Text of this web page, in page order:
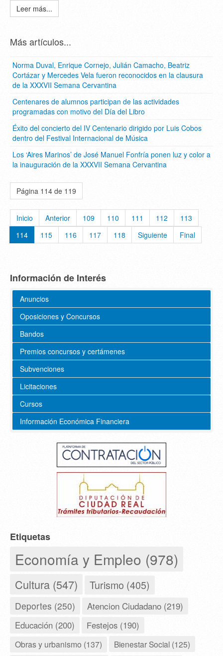
Leer más...
Más artículos...
Norma Duval, Enrique Cornejo, Julián Camacho, Beatriz
Cortázar y Mercedes Vela fueron reconocidos en la clausura
de la XXXVII Semana Cervantina
Centenares de alumnos participan de las actividades
programadas con motivo del Día del Libro
Éxito del concierto del IV Centenario dirigido por Luis Cobos
dentro del Festival Internacional de Música
Los ‘Aires Marinos’ de José Manuel Fonfría ponen luz y color a
la inauguración de la XXXVII Semana Cervantina
Página 114 de 119
Inicio Anterior 109 110 111 112
113
114
115 116 117 118 Siguiente Final
Información de Interés
Anuncios
Oposiciones y Concursos
Bandos
Premios concursos y certámenes
Subvenciones
Licitaciones
Cursos
Información Económica Financiera
Etiquetas
Economía y Empleo (978)
Cultura (547) Turismo (405)
Deportes (250) Atencion Ciudadano (219)
Educación (200) Festejos (190)
Obras y urbanismo (137) Bienestar Social (125)